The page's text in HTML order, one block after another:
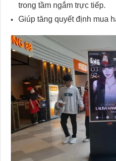
trong tầm ngắm trực tiếp.
Giúp tăng quyết định mua